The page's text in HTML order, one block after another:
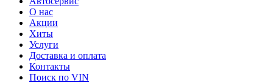
О нас
Акции
Хиты
Услуги
Доставка и оплата
Контакты
Поиск по VIN